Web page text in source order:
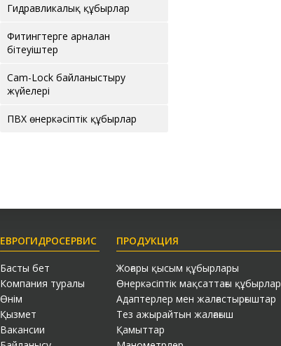
Гидравликалық құбырлар
Фитингтерге арналған
бітеуіштер
Cam-Lock байланыстыру
жүйелері
ПВХ өнеркәсіптік құбырлар
ЕВРОГИДРОСЕРВИС
Басты бет
Компания туралы
Өнім
Қызмет
Вакансии
ПРОДУКЦИЯ
Жоғары қысым құбырлары
Өнеркәсіптік мақсаттағы құбырлар
Адаптерлер мен жалғастырғыштар
Тез ажырайтын жалғағыш
Қамыттар